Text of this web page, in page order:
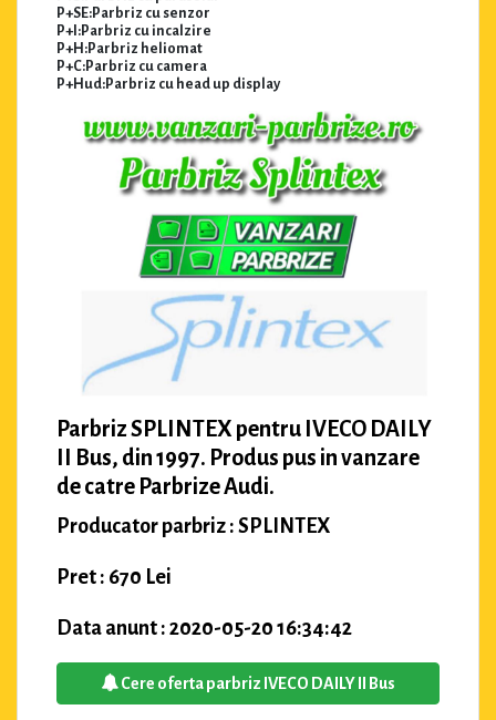
P+SE:Parbriz cu senzor
P+I:Parbriz cu incalzire
P+H:Parbriz heliomat
P+C:Parbriz cu camera
P+Hud:Parbriz cu head up display
Parbriz SPLINTEX pentru IVECO DAILY
II Bus, din 1997. Produs pus in vanzare
de catre Parbrize Audi.
Producator parbriz : SPLINTEX
Pret : 670 Lei
Data anunt : 2020-05-20 16:34:42
Cere oferta parbriz IVECO DAILY II Bus